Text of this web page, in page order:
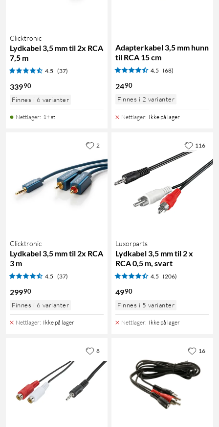
Clicktronic
Lydkabel 3,5 mm til 2x RCA
7,5 m
4.5 (37)
33990
Finnes i 6 varianter
Nettlager: 1+ st
Adapterkabel 3,5 mm hunn
til RCA 15 cm
4.5 (68)
2490
Finnes i 2 varianter
Nettlager: Ikke på lager
Clicktronic
Lydkabel 3,5 mm til 2x RCA
3 m
4.5 (37)
29990
Finnes i 6 varianter
Nettlager: Ikke på lager
2
Luxorparts
Lydkabel 3,5 mm til 2 x
RCA 0,5 m, svart
4.5 (206)
4990
Finnes i 5 varianter
Nettlager: Ikke på lager
116
8 16